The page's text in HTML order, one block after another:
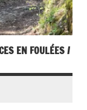
EN FOULÉES /